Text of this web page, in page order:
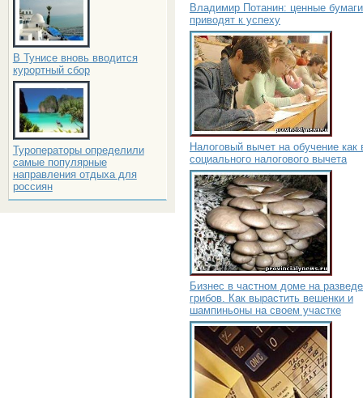
В Тунисе вновь вводится
курортный сбор
Туроператоры определили
самые популярные
направления отдыха для
россиян
Владимир Потанин: ценные бумаги
приводят к успеху
Налоговый вычет на обучение как
социального налогового вычета
Бизнес в частном доме на
грибов. Как вырастить вешенки и
шампиньоны на своем участке